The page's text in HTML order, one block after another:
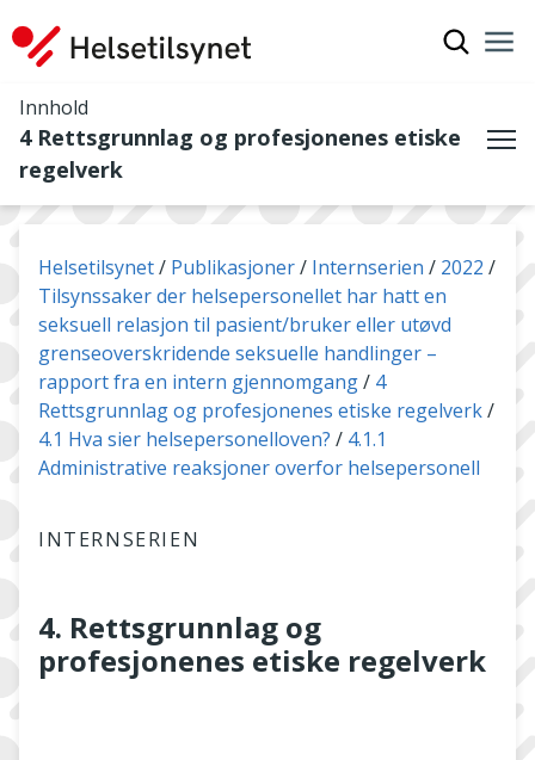
Innhold
4 Rettsgrunnlag og profesjonenes etiske
regelverk
Du er her:
Helsetilsynet Publikasjoner Internserien
2022
Tilsynssaker der helsepersonellet har hatt en
seksuell relasjon til pasient/bruker eller utøvd
grenseoverskridende seksuelle handlinger –
rapport fra en intern gjennomgang
4
Rettsgrunnlag og profesjonenes etiske regelverk
4.1 Hva sier helsepersonelloven?
4.1.1
Administrative reaksjoner overfor helsepersonell
INTERNSERIEN
4. Rettsgrunnlag og
profesjonenes etiske regelverk